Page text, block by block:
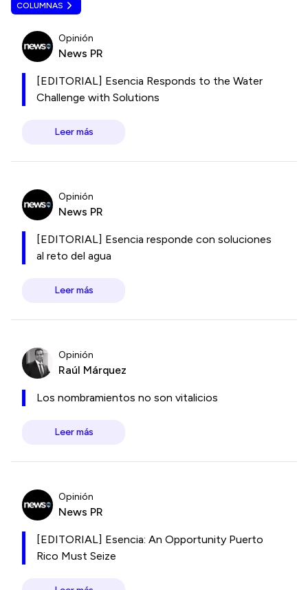
COLUMNAS
Opinión
News PR
[EDITORIAL] Esencia Responds to the Water
Challenge with Solutions
Leer más
Opinión
News PR
[EDITORIAL] Esencia responde con soluciones
al reto del agua
Leer más
Opinión
Raúl Márquez
Los nombramientos no son vitalicios
Leer más
Opinión
News PR
[EDITORIAL] Esencia: An Opportunity Puerto
Rico Must Seize